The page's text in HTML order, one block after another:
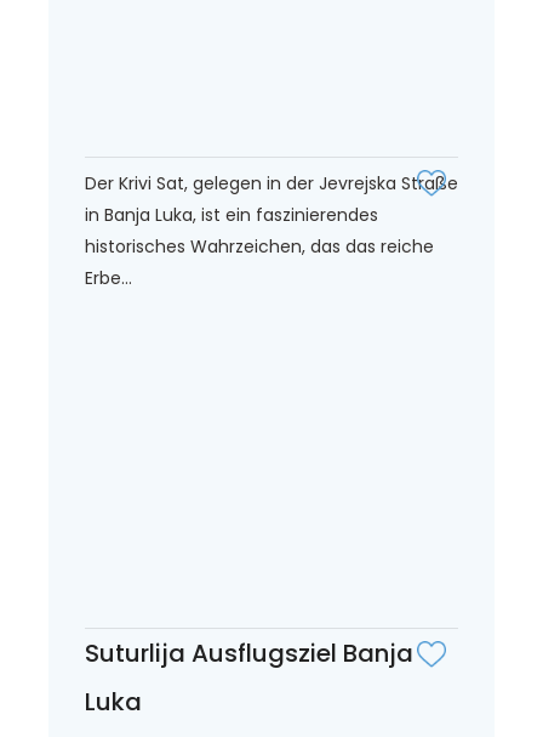
Der Krivi Sat, gelegen in der Jevrejska Straße
in Banja Luka, ist ein faszinierendes
historisches Wahrzeichen, das das reiche
Erbe...
Suturlija Ausflugsziel Banja
Luka